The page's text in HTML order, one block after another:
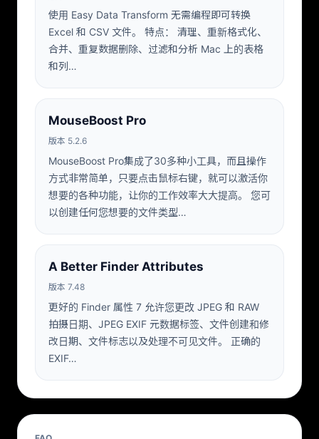
使用 Easy Data Transform 无需编程即可转换
Excel 和 CSV 文件。 特点： 清理、重新格式化、
合并、重复数据删除、过滤和分析 Mac 上的表格
和列…
MouseBoost Pro
版本 5.2.6
MouseBoost Pro集成了30多种小工具，而且操作
方式非常简单，只要点击鼠标右键，就可以激活你
想要的各种功能，让你的工作效率大大提高。 您可
以创建任何您想要的文件类型…
A Better Finder Attributes
版本 7.48
更好的 Finder 属性 7 允许您更改 JPEG 和 RAW
拍摄日期、JPEG EXIF 元数据标签、文件创建和修
改日期、文件标志以及处理不可见文件。 正确的
EXIF…